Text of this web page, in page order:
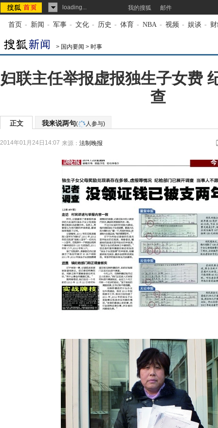
loading... 我的搜狐 邮件
首页 - 新闻 - 军事 - 文化 - 历史 - 体育 - NBA - 视频 - 娱谈 -
> 国内要闻 > 时事
妇联主任举报虚报独生子女费
查
正文 我来说两句( 人参与)
2014年01月24日14:07 来源： 法制晚报